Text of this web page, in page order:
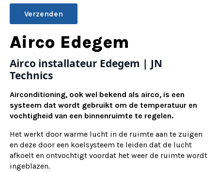
Alternative:
Airco Edegem
Airco installateur Edegem | JN
Technics
Airconditioning, ook wel bekend als airco, is een
systeem dat wordt gebruikt om de temperatuur en
vochtigheid van een binnenruimte te regelen.
Het werkt door warme lucht in de ruimte aan te zuigen
en deze door een koelsysteem te leiden dat de lucht
afkoelt en ontvochtigt voordat het weer de ruimte wordt
ingeblazen.